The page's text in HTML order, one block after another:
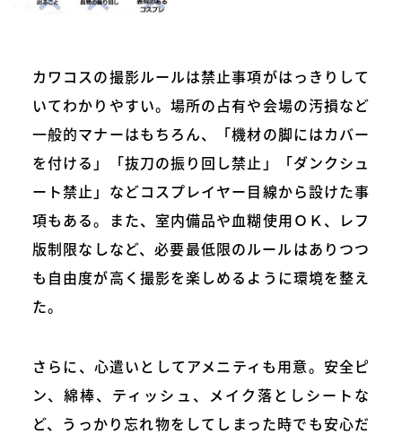
カワコスの撮影ルールは禁止事項がはっきりして
いてわかりやすい。場所の占有や会場の汚損など
一般的マナーはもちろん、「機材の脚にはカバー
を付ける」「抜刀の振り回し禁止」「ダンクシュ
ート禁止」などコスプレイヤー目線から設けた事
項もある。また、室内備品や血糊使用ＯＫ、レフ
版制限なしなど、必要最低限のルールはありつつ
も自由度が高く撮影を楽しめるように環境を整え
た。
さらに、心遣いとしてアメニティも用意。安全ピ
ン、綿棒、ティッシュ、メイク落としシートな
ど、うっかり忘れ物をしてしまった時でも安心だ